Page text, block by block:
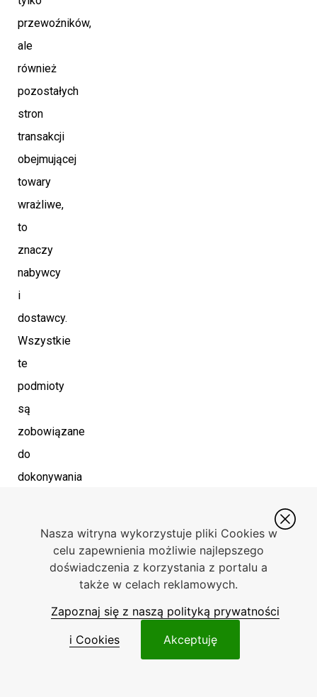
przewoźników,
ale
również
pozostałych
stron
transakcji
obejmującej
towary
wrażliwe,
to
znaczy
nabywcy
i
dostawcy.
Wszystkie
te
podmioty
są
zobowiązane
do
dokonywania
podczas
przemieszczenia
Nasza witryna wykorzystuje pliki Cookies w
celu zapewnienia możliwie najlepszego
doświadczenia z korzystania z portalu a
także w celach reklamowych.
Zapoznaj się z naszą polityką prywatności
i Cookies
Akceptuję